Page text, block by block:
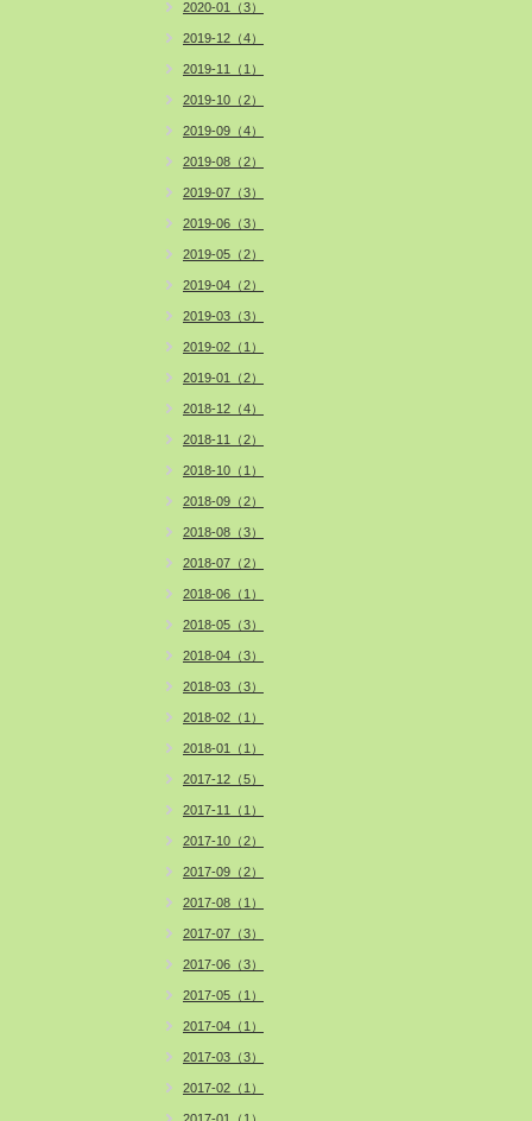
2020-01（3）
2019-12（4）
2019-11（1）
2019-10（2）
2019-09（4）
2019-08（2）
2019-07（3）
2019-06（3）
2019-05（2）
2019-04（2）
2019-03（3）
2019-02（1）
2019-01（2）
2018-12（4）
2018-11（2）
2018-10（1）
2018-09（2）
2018-08（3）
2018-07（2）
2018-06（1）
2018-05（3）
2018-04（3）
2018-03（3）
2018-02（1）
2018-01（1）
2017-12（5）
2017-11（1）
2017-10（2）
2017-09（2）
2017-08（1）
2017-07（3）
2017-06（3）
2017-05（1）
2017-04（1）
2017-03（3）
2017-02（1）